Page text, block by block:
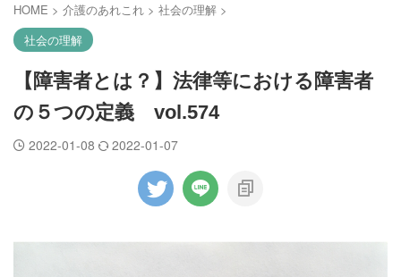
HOME > 介護のあれこれ > 社会の理解 >
社会の理解
【障害者とは？】法律等における障害者
の５つの定義 vol.574
2022-01-08 2022-01-07